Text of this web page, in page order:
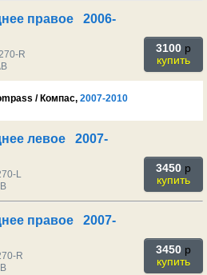
правое 2006-
R
3100 p
купить
/ Компас, 2007-2010
левое 2007-
L
3450 p
купить
правое 2007-
R
3450 p
купить